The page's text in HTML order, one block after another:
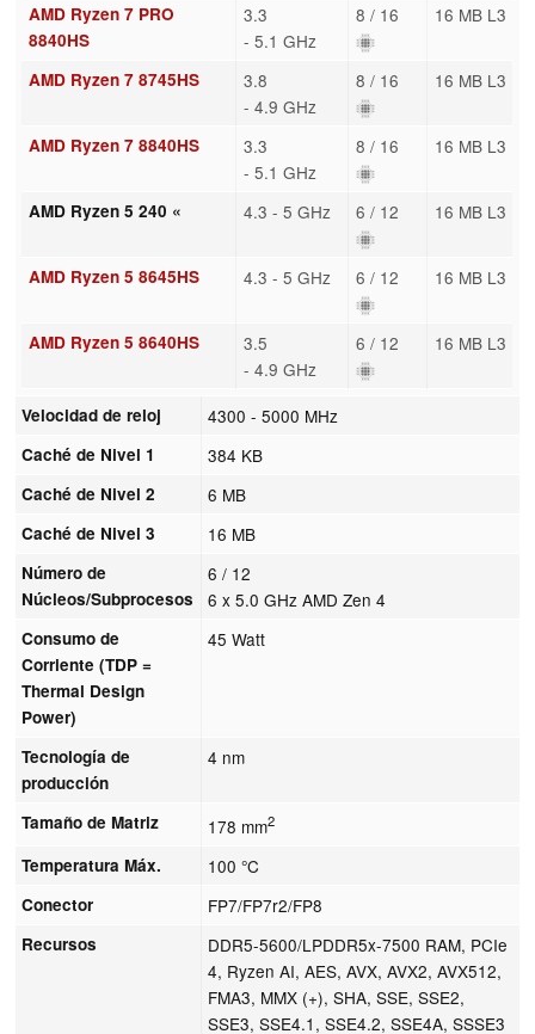
AMD Ryzen 7 PRO
8840HS
3.3
- 5.1 GHz
8 / 16 16 MB L3
AMD Ryzen 7 8745HS
3.8
- 4.9 GHz
8 / 16 16 MB L3
AMD Ryzen 7 8840HS
3.3
- 5.1 GHz
8 / 16 16 MB L3
AMD Ryzen 5 240 « 4.3 - 5 GHz 6 / 12 16 MB L3
AMD Ryzen 5 8645HS 4.3 - 5 GHz 6 / 12 16 MB L3
AMD Ryzen 5 8640HS
3.5
- 4.9 GHz
6 / 12 16 MB L3
Velocidad de reloj 4300 - 5000 MHz
Caché de Nivel 1 384 KB
Caché de Nivel 2 6 MB
Caché de Nivel 3 16 MB
Número de
Núcleos/Subprocesos
6 / 12
6 x 5.0 GHz AMD Zen 4
Consumo de
Corriente (TDP =
Thermal Design
Power)
45 Watt
Tecnología de
producción
4 nm
Tamaño de Matriz 178 mm2
Temperatura Máx. 100 °C
Conector FP7/FP7r2/FP8
Recursos
DDR5-5600/LPDDR5x-7500 RAM, PCIe
4, Ryzen AI, AES, AVX, AVX2, AVX512,
FMA3, MMX (+), SHA, SSE, SSE2,
SSE3, SSE4.1, SSE4.2, SSE4A, SSSE3